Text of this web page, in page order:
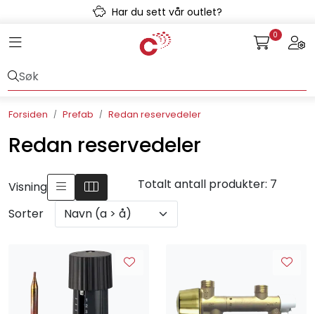
Skip to main contentHar du sett vår outlet?
Toggle navigation 0
Forsiden Prefab Redan reservedeler
Redan reservedeler
Visning
Totalt antall produkter: 7
Sorter
Kulvert
Prefab
Radonsikring
Rørsystemer
Snøsmelt